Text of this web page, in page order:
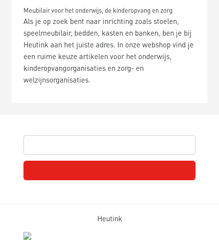
Meubilair voor het onderwijs, de kinderopvang en zorg
Als je op zoek bent naar inrichting zoals stoelen,
speelmeubilair, bedden, kasten en banken, ben je bij
Heutink aan het juiste adres. In onze webshop vind je
een ruime keuze artikelen voor het onderwijs,
kinderopvangorganisaties en zorg- en
welzijnsorganisaties.
Heutink